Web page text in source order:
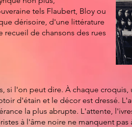
tels Flaubert, Bloy ou
dérisoire, d'une littérature
de chansons des rues
si l'on peut dire. À chaque
d'étain et le décor est dressé.
la plus abrupte. L'attente,
à l'âme noire ne manquent